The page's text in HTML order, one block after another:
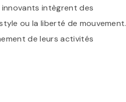
intègrent des
ou la liberté de mouvement.
de leurs activités